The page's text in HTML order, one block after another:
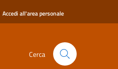
Accedi all'area personale
Cerca